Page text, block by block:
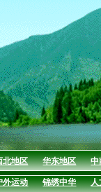
北地区 华东地区 中
外运动 锦绣中华 人